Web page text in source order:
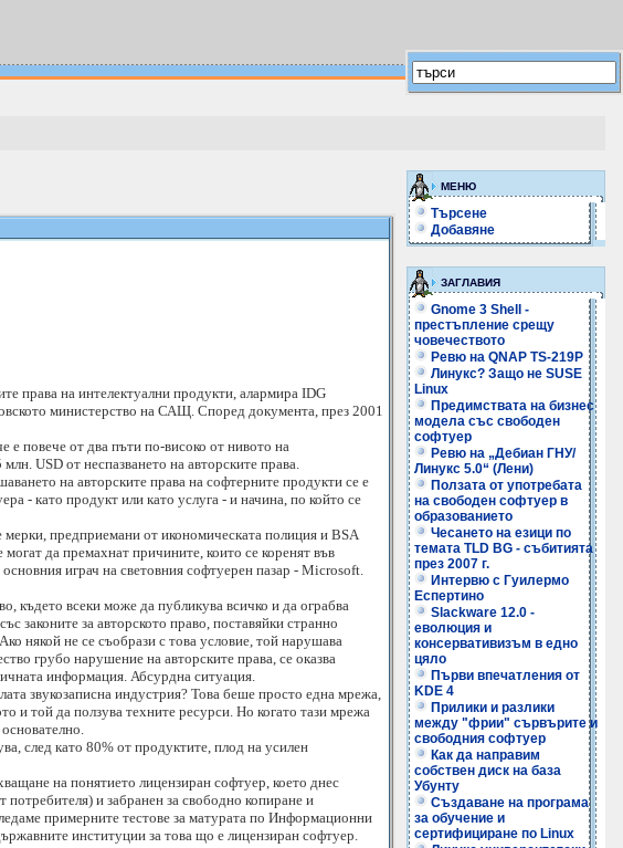
права на интелектуални продукти, алармира IDG
министерство на САЩ. Според документа, през 2001
е повече от два пъти по-високо от нивото на
USD от неспазването на авторските права.
на авторските права на софтерните продукти се е
- като продукт или като услуга - и начина, по който се
предприемани от икономическата полиция и BSA
да премахнат причините, които се коренят във
играч на световния софтуерен пазар - Microsoft.
където всеки може да публикува всичко и да ограбва
законите за авторското право, поставяйки странно
някой не се съобрази с това условие, той нарушава
грубо нарушение на авторските права, се оказва
информация. Абсурдна ситуация.
звукозаписна индустрия? Това беше просто една мрежа,
и той да ползува техните ресурси. Но когато тази мрежа
след като 80% от продуктите, плод на усилен
на понятието лицензиран софтуер, което днес
и забранен за свободно копиране и
примерните тестове за матурата по Информационни
институции за това що е лицензиран софтуер.
МЕНЮ
Търсене
Добавяне
ЗАГЛАВИЯ
Gnome 3 Shell -
престъпление срещу
човечеството
Ревю на QNAP TS-219P
Линукс? Защо не SUSE
Linux
Предимствата на бизнес
модела със свободен
софтуер
Ревю на „Дебиан ГНУ/
Линукс 5.0“ (Лени)
Ползата от употребата
на свободен софтуер в
образованието
Чесането на езици по
темата TLD BG - събитията
през 2007 г.
Интервю с Гуилермо
Еспертино
Slackware 12.0 -
еволюция и
консервативизъм в едно
цяло
Първи впечатления от
KDE 4
Прилики и разлики
между "фрии" сървърите и
свободния софтуер
Как да направим
собствен диск на база
Убунту
Създаване на програма
за обучение и
сертифициране по Linux